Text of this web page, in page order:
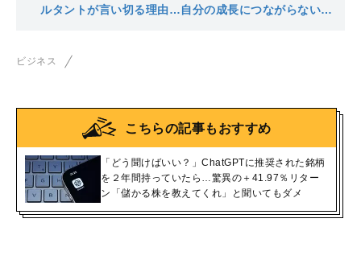
ルタントが言い切る理由…自分の成長につながらない仕
ビジネス
こちらの記事もおすすめ
「どう聞けばいい？」ChatGPTに推奨された銘柄
を２年間持っていたら…驚異の＋41.97％リター
ン「儲かる株を教えてくれ」と聞いてもダメ